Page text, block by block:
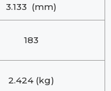
3.133 (mm)
183
2.424 (kg)